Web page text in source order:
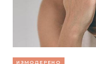
ИЗМОДЕРЕНО